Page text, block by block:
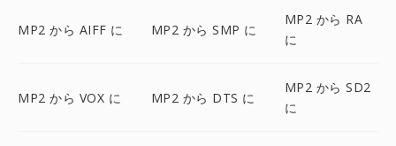
MP2 から AIFF に MP2 から SMP に
MP2 から RA
に
MP2 から VOX に MP2 から DTS に
MP2 から SD2
に